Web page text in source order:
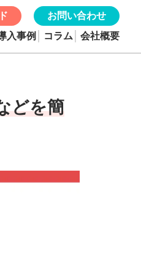
入事例 コラム 会社概要
お問い合わせ
どを簡